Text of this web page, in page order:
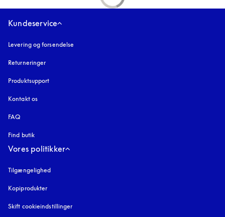
Kundeservice
Levering og forsendelse
Returneringer
Produktsupport
Kontakt os
FAQ
Find butik
Vores politikker
Tilgængelighed
Kopiprodukter
Skift cookieindstillinger